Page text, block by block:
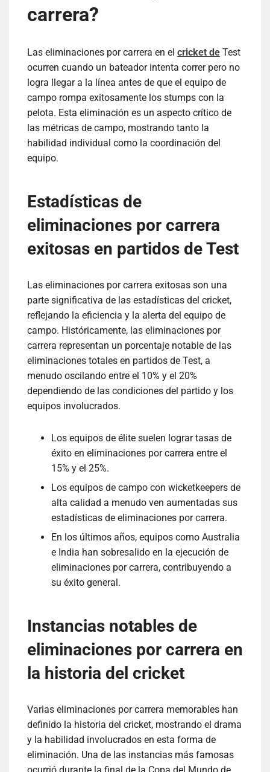
carrera?
Las eliminaciones por carrera en el cricket de Test
ocurren cuando un bateador intenta correr pero no
logra llegar a la línea antes de que el equipo de
campo rompa exitosamente los stumps con la
pelota. Esta eliminación es un aspecto crítico de
las métricas de campo, mostrando tanto la
habilidad individual como la coordinación del
equipo.
Estadísticas de
eliminaciones por carrera
exitosas en partidos de Test
Las eliminaciones por carrera exitosas son una
parte significativa de las estadísticas del cricket,
reflejando la eficiencia y la alerta del equipo de
campo. Históricamente, las eliminaciones por
carrera representan un porcentaje notable de las
eliminaciones totales en partidos de Test, a
menudo oscilando entre el 10% y el 20%
dependiendo de las condiciones del partido y los
equipos involucrados.
Los equipos de élite suelen lograr tasas de
éxito en eliminaciones por carrera entre el
15% y el 25%.
Los equipos de campo con wicketkeepers de
alta calidad a menudo ven aumentadas sus
estadísticas de eliminaciones por carrera.
En los últimos años, equipos como Australia
e India han sobresalido en la ejecución de
eliminaciones por carrera, contribuyendo a
su éxito general.
Instancias notables de
eliminaciones por carrera en
la historia del cricket
Varias eliminaciones por carrera memorables han
definido la historia del cricket, mostrando el drama
y la habilidad involucrados en esta forma de
eliminación. Una de las instancias más famosas